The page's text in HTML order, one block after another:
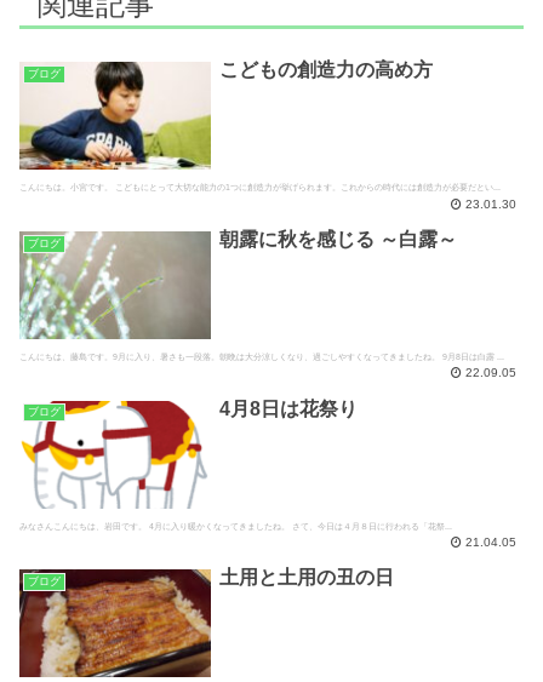
ブログ こどもの創造力の高め方
こんにちは。小宮です。 こどもにとって大切な能力の1つに創造力が挙げられます。これからの時代には創造力が必要だとい...
23.01.30
ブログ 朝露に秋を感じる ～白露～
こんにちは、藤島です。9月に入り、暑さも一段落。朝晩は大分涼しくなり、過ごしやすくなってきましたね。 9月8日は白露 ...
22.09.05
ブログ 4月8日は花祭り
みなさんこんにちは、岩田です。 4月に入り暖かくなってきましたね。 さて、今日は４月８日に行われる「花祭...
21.04.05
ブログ 土用と土用の丑の日